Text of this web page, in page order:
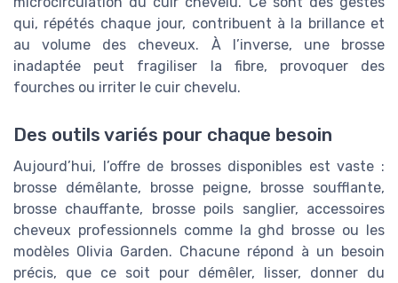
qui, répétés chaque jour, contribuent à la brillance et
au volume des cheveux. À l’inverse, une brosse
inadaptée peut fragiliser la fibre, provoquer des
fourches ou irriter le cuir chevelu.
Des outils variés pour chaque besoin
Aujourd’hui, l’offre de brosses disponibles est vaste :
brosse démêlante, brosse peigne, brosse soufflante,
brosse chauffante, brosse poils sanglier, accessoires
cheveux professionnels comme la ghd brosse ou les
modèles Olivia Garden. Chacune répond à un besoin
précis, que ce soit pour démêler, lisser, donner du